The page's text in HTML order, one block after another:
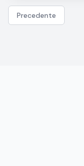
Precedente